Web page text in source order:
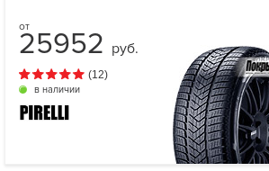
25952 руб.
(12)
в наличии